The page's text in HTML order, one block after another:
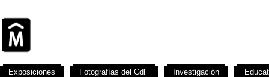
Exposiciones Fotografías del CdF Investigación